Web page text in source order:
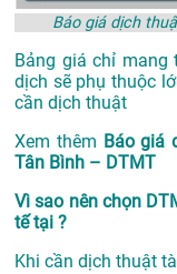
Báo giá dịch
Bảng giá chỉ
dịch sẽ phụ thuộc
cần dịch thuật
Xem thêm Báo giá
Tân Bình – DTMT
Vì sao nên chọn
tế tại ?
Khi cần dịch thuật